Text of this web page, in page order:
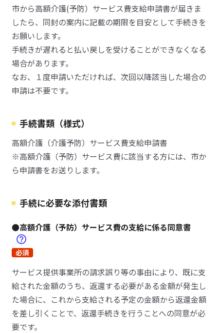
市から高額介護(予防）サービス費支給申請書が届きま
したら、同封の案内に記載の期限を目安として手続きを
お願いします。
手続きが遅れると払い戻しを受けることができなくなる
場合があります。
なお、１度申請いただければ、次回以降該当した場合の
申請は不要です。
手続書類（様式）
高額介護（介護予防）サービス費支給申請書
※高額介護（予防）サービス費に該当する方には、市か
ら申請書をお送りします。
手続に必要な添付書類
●高額介護（予防）サービス費の支給に係る同意書
必須
サービス提供事業所の請求誤り等の事由により、既に支
給された金額のうち、返還する必要がある金額が発生し
た場合に、これから支給される予定の金額から返還金額
を差し引くことで、返還手続きを行うことへの同意が必
要です。